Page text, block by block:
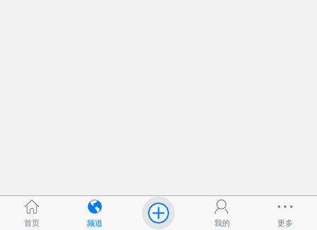
首页 频道 我的 更多